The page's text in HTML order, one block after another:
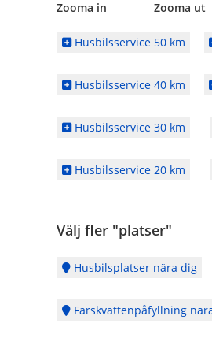
Zooma in Zooma ut
Husbilsservice 50 km
Husbilsservice 40 km
Husbilsservice 30 km
Husbilsservice 20 km
Välj fler "platser"
Husbilsplatser nära dig
Färskvattenpåfyllning